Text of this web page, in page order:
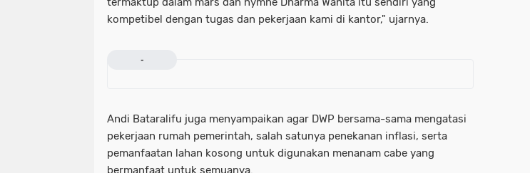
kompetibel dengan tugas dan pekerjaan kami di kantor," ujarnya.
-
Andi Bataralifu juga menyampaikan agar DWP bersama-sama mengatasi
pekerjaan rumah pemerintah, salah satunya penekanan inflasi, serta
pemanfaatan lahan kosong untuk digunakan menanam cabe yang
bermanfaat untuk semuanya.